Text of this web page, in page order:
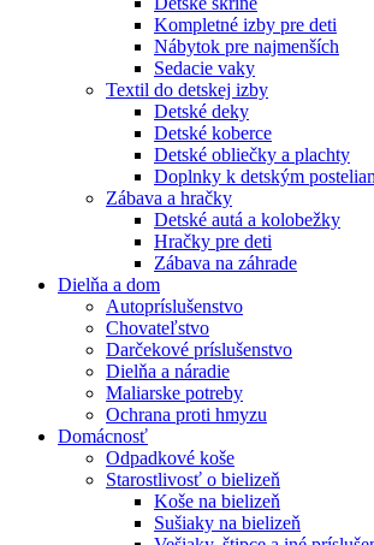
Kompletné izby pre deti
Nábytok pre najmenších
Sedacie vaky
Textil do detskej izby
Detské deky
Detské koberce
Detské obliečky a plachty
Doplnky k detským
Zábava a hračky
Detské autá a kolobežky
Hračky pre deti
Zábava na záhrade
Dielňa a dom
Autopríslušenstvo
Chovateľstvo
Darčekové príslušenstvo
Dielňa a náradie
Maliarske potreby
Ochrana proti hmyzu
Domácnosť
Odpadkové koše
Starostlivosť o bielizeň
Koše na bielizeň
Sušiaky na bielizeň